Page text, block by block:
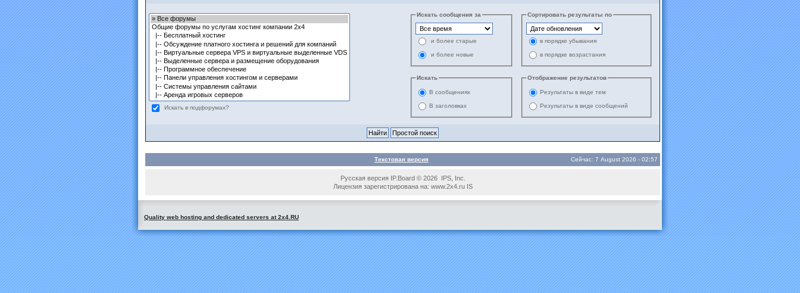
Искать в подфорумах?
Искать сообщения за
и более старые
и более новые
Сортировать результаты по
в порядке убывания
в порядке возрастания
Искать
В сообщениях
В заголовках
Отображение результатов
Результаты в виде тем
Результаты в виде сообщений
Текстовая версия Сейчас: 7 August 2026 - 02:57
Русская версия IP.Board © 2026 IPS, Inc.
Лицензия зарегистрирована на: www.2x4.ru IS
Quality web hosting and dedicated servers at 2x4.RU